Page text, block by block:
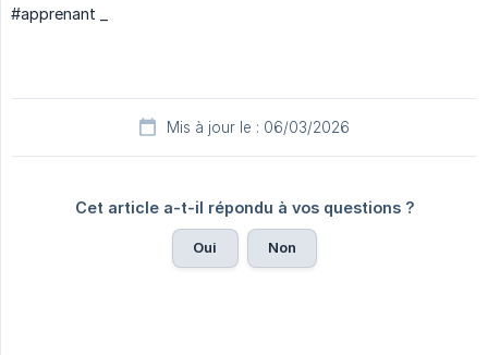
#apprenant _
Mis à jour le : 06/03/2026
Cet article a-t-il répondu à vos questions ?
Oui Non